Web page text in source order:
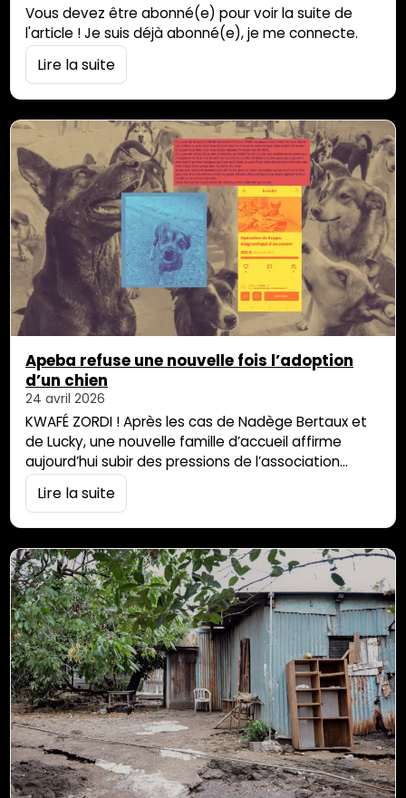
Vous devez être abonné(e) pour voir la suite de
l'article ! Je suis déjà abonné(e), je me connecte.
Lire la suite
Apeba refuse une nouvelle fois l’adoption
d’un chien
24 avril 2026
KWAFÉ ZORDI ! Après les cas de Nadège Bertaux et
de Lucky, une nouvelle famille d’accueil affirme
aujourd’hui subir des pressions de l’association
Apeba et de sa présidente Cécile Squarzoni. Dans
un message publié ce vendredi matin sur les
par Apeba et atteint d’un cancer […]
Lire la suite